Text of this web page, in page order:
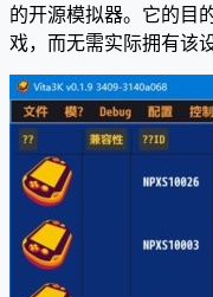
的开源模拟器。它的目
戏，而无需实际拥有该设